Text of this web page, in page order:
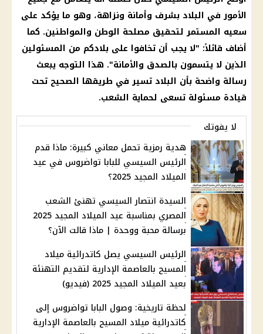
الأمور في البلاد بشرف وأمانة ونزاهة، وهو ما يؤكد على
سعيه المستمر لتحقيق مصلحة الوطن والمواطنين. كما
أضاف قائلاً: "لا يجب أن تخافوا على بلادكم من المسئولين
الذين لا يتسمون بالصدق والأمانة". هذا التوجه يبعث
رسالة واضحة بأن البلاد تسير في طريقها الصحيح تحت
قيادة مسئولة تسعى لحماية الشعب.
لا يفوتك
هدية رمزية تحمل معاني كبيرة: ماذا قدم
الرئيس السيسي للبابا تواضروس في عيد
الميلاد المجيد 2025؟
السيدة انتصار السيسي تهنئ الشعب
المصري بمناسبة عيد الميلاد المجيد 2025
برسالة محبة ووحدة | ماذا قالت الآن؟
الرئيس السيسي يصل كاتدرائية ميلاد
المسيح بالعاصمة الإدارية لتقديم التهنئة
بعيد الميلاد المجيد 2025 (فيديو)
لحظة تاريخية: وصول البابا تواضروس إلى
كاتدرائية ميلاد المسيح بالعاصمة الإدارية